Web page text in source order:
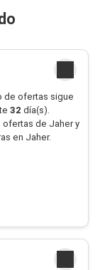
de ofertas sigue
32 día(s).
ofertas de Jaher y
en Jaher.